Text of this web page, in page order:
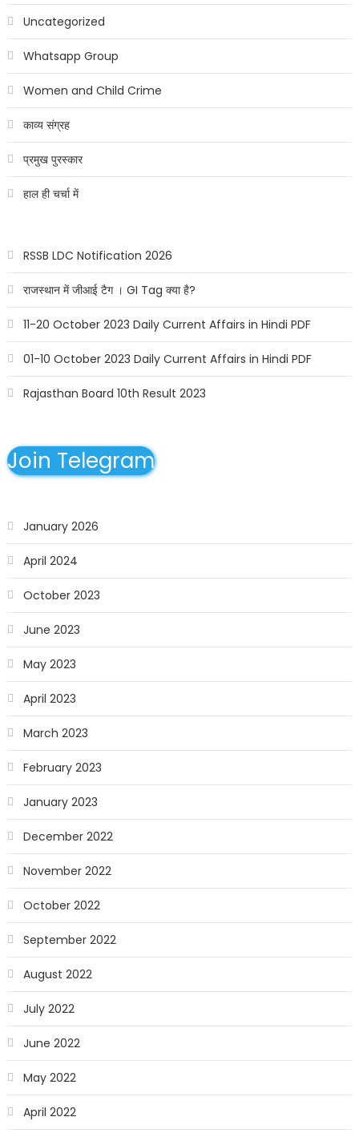
Uncategorized
Whatsapp Group
Women and Child Crime
काव्य संग्रह
प्रमुख पुरस्कार
हाल ही चर्चा में
RSSB LDC Notification 2026
राजस्थान में जीआई टैग । GI Tag क्या है?
11-20 October 2023 Daily Current Affairs in Hindi PDF
01-10 October 2023 Daily Current Affairs in Hindi PDF
Rajasthan Board 10th Result 2023
Join Telegram
January 2026
April 2024
October 2023
June 2023
May 2023
April 2023
March 2023
February 2023
January 2023
December 2022
November 2022
October 2022
September 2022
August 2022
July 2022
June 2022
May 2022
April 2022